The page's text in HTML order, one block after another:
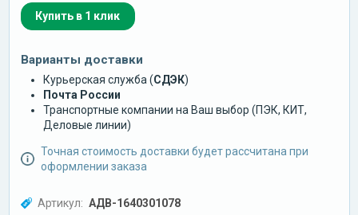
Купить в 1 клик
Варианты доставки
Курьерская служба (СДЭК)
Почта России
Транспортные компании на Ваш выбор (ПЭК, КИТ,
Деловые линии)
Точная стоимость доставки будет рассчитана при
оформлении заказа
Артикул: АДВ-1640301078